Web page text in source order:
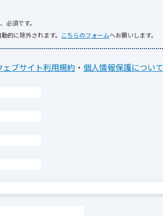
必須です。
的に除外されます。 こちらのフォームへお願いします。
ェブサイト利用規約 ・ 個人情報保護について